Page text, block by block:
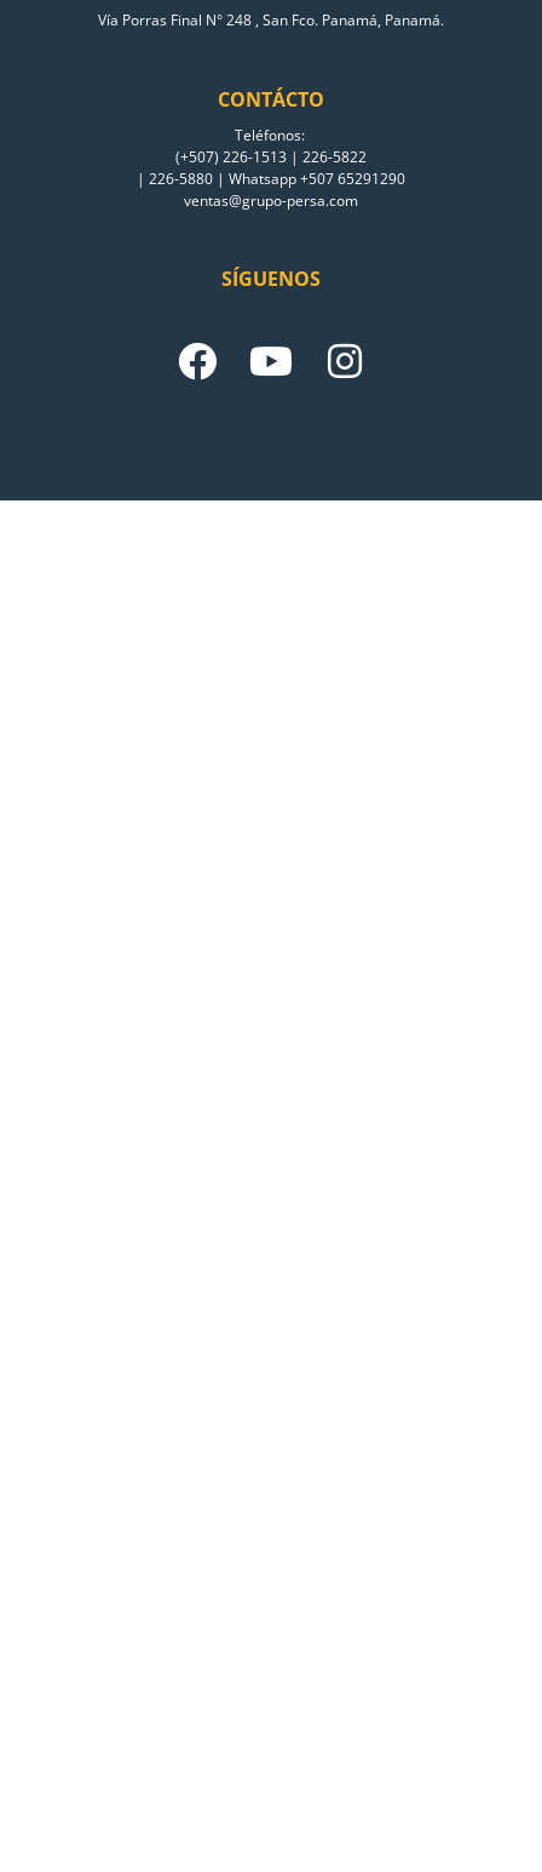
Vía Porras Final N° 248 , San Fco. Panamá, Panamá.
CONTÁCTO
Teléfonos:
(+507) 226-1513 | 226-5822
| 226-5880 | Whatsapp +507 65291290
ventas@grupo-persa.com
SÍGUENOS